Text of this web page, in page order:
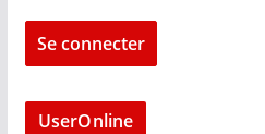
UserOnline